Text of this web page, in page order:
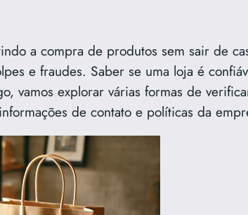
a compra de produtos sem sair de
e fraudes. Saber se uma loja é
vamos explorar várias formas de
de contato e políticas da